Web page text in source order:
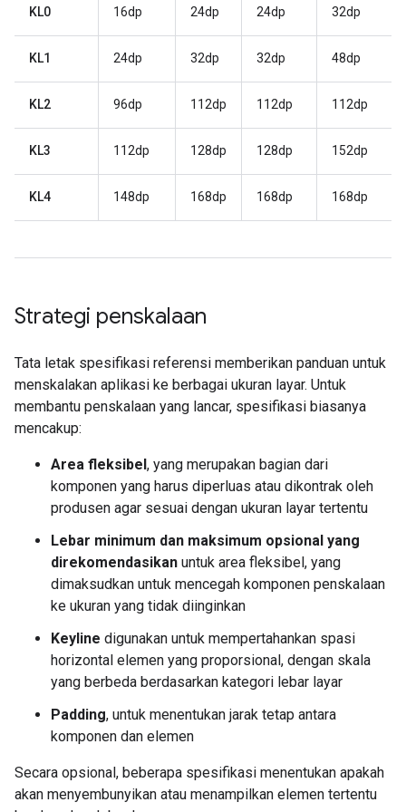
KL0 16dp 24dp 24dp 32dp
KL1 24dp 32dp 32dp 48dp
KL2 96dp 112dp 112dp 112dp
KL3 112dp 128dp 128dp 152dp
KL4 148dp 168dp 168dp 168dp
Strategi penskalaan
Tata letak spesifikasi referensi memberikan panduan untuk
menskalakan aplikasi ke berbagai ukuran layar. Untuk
membantu penskalaan yang lancar, spesifikasi biasanya
mencakup:
Area fleksibel, yang merupakan bagian dari
komponen yang harus diperluas atau dikontrak oleh
produsen agar sesuai dengan ukuran layar tertentu
Lebar minimum dan maksimum opsional yang
direkomendasikan untuk area fleksibel, yang
dimaksudkan untuk mencegah komponen penskalaan
ke ukuran yang tidak diinginkan
Keyline digunakan untuk mempertahankan spasi
horizontal elemen yang proporsional, dengan skala
yang berbeda berdasarkan kategori lebar layar
Padding, untuk menentukan jarak tetap antara
komponen dan elemen
Secara opsional, beberapa spesifikasi menentukan apakah
akan menyembunyikan atau menampilkan elemen tertentu